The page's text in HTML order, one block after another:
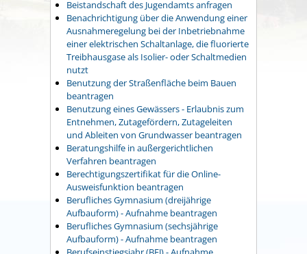
Beistandschaft des Jugendamts anfragen
Benachrichtigung über die Anwendung einer
Ausnahmeregelung bei der Inbetriebnahme
einer elektrischen Schaltanlage, die fluorierte
Treibhausgase als Isolier- oder Schaltmedien
nutzt
Benutzung der Straßenfläche beim Bauen
beantragen
Benutzung eines Gewässers - Erlaubnis zum
Entnehmen, Zutagefördern, Zutageleiten
und Ableiten von Grundwasser beantragen
Beratungshilfe in außergerichtlichen
Verfahren beantragen
Berechtigungszertifikat für die Online-
Ausweisfunktion beantragen
Berufliches Gymnasium (dreijährige
Aufbauform) - Aufnahme beantragen
Berufliches Gymnasium (sechsjährige
Aufbauform) - Aufnahme beantragen